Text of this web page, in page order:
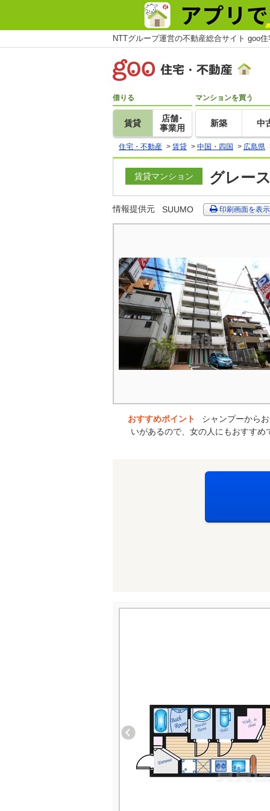
NTTグループ運営の不動産総合サイト goo
借りる
賃貸
店舗･
事業用
マンションを買う
新築 中
住宅・不動産 > 賃貸 > 中国・四国 > 広島県
賃貸マンション グレー
情報提供元 SUUMO 印刷画面を表示
おすすめポイント
シャンプーから
いがあるので、女の人にもおすす